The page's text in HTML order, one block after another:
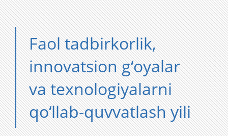
Faol tadbirkorlik,
innovatsion g‘oyalar
va texnologiyalarni
qo‘llab-quvvatlash yili